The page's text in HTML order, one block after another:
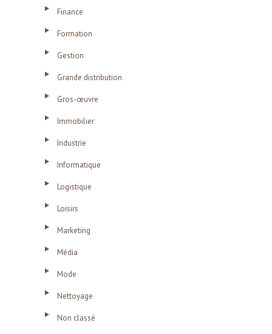
Finance
Formation
Gestion
Grande distribution
Gros-œuvre
Immobilier
Industrie
Informatique
Logistique
Loisirs
Marketing
Média
Mode
Nettoyage
Non classé